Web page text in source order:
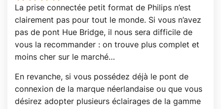
La prise connectée petit format de Philips n’est
clairement pas pour tout le monde. Si vous n’avez
pas de pont Hue Bridge, il nous sera difficile de
vous la recommander : on trouve plus complet et
moins cher sur le marché…
En revanche, si vous possédez déjà le pont de
connexion de la marque néerlandaise ou que vous
désirez adopter plusieurs éclairages de la gamme